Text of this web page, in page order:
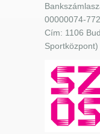
00000074-
Cím: 1106
Sportközpont)